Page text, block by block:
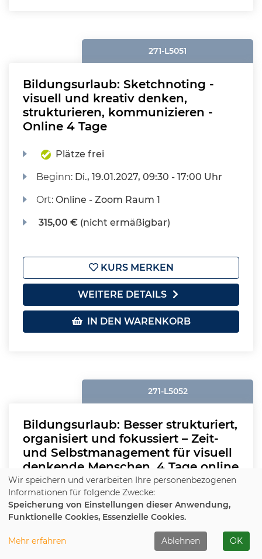
271-L5051
Bildungsurlaub: Sketchnoting -
visuell und kreativ denken,
strukturieren, kommunizieren -
Online 4 Tage
Plätze frei
Beginn: Di., 19.01.2027, 09:30 - 17:00 Uhr
Ort:Online - Zoom Raum 1
315,00 € (nicht ermäßigbar)
KURS MERKEN
WEITERE DETAILS
IN DEN WARENKORB
271-L5052
Bildungsurlaub: Besser strukturiert,
organisiert und fokussiert – Zeit-
und Selbstmanagement für visuell
denkende Menschen. 4 Tage online
Plätze frei
Beginn:Fr., 29.01.2027, 09:30 - 17:00 Uhr
Ort:Online - Zoom Raum 1
Wir speichern und verarbeiten Ihre personenbezogenen
Informationen für folgende Zwecke:
Speicherung von Einstellungen dieser Anwendung,
Funktionelle Cookies, Essenzielle Cookies.
Mehr erfahren Ablehnen OK